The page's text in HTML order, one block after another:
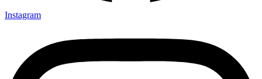
Instagram